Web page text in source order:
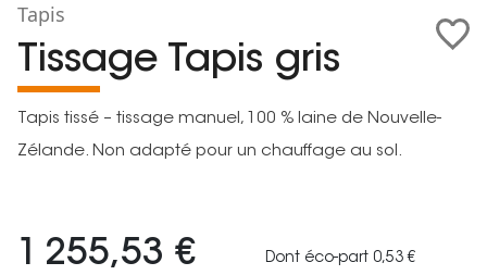
Tapis
Tissage Tapis gris
Tapis tissé – tissage manuel, 100 % laine de Nouvelle-
Zélande. Non adapté pour un chauffage au sol.
1 255,53 € Dont éco-part 0,53 €